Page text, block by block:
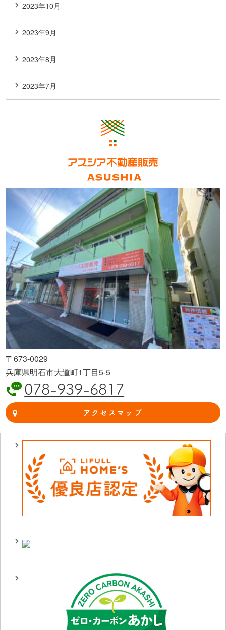
2023年10月
2023年9月
2023年8月
2023年7月
〒673-0029
兵庫県明石市大道町1丁目5-5
078-939-6817
アクセスマップ